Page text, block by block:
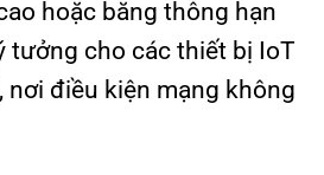
hoặc băng thông hạn
tưởng cho các thiết bị IoT
nơi điều kiện mạng không